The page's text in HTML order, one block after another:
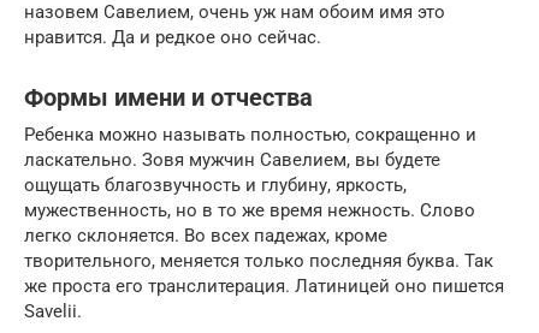
назовем Савелием, очень уж нам обоим имя это
нравится. Да и редкое оно сейчас.
Формы имени и отчества
Ребенка можно называть полностью, сокращенно и
ласкательно. Зовя мужчин Савелием, вы будете
ощущать благозвучность и глубину, яркость,
мужественность, но в то же время нежность. Слово
легко склоняется. Во всех падежах, кроме
творительного, меняется только последняя буква. Так
же проста его транслитерация. Латиницей оно пишется
Savelii.